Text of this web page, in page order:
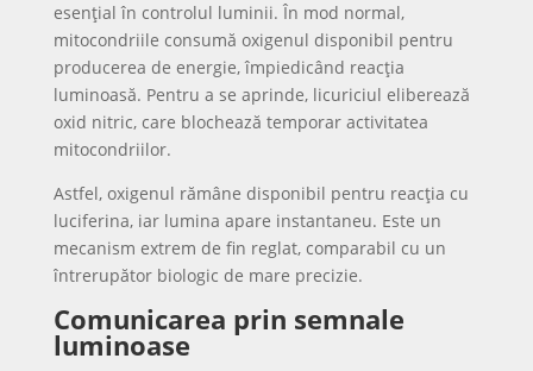
esențial în controlul luminii. În mod normal,
mitocondriile consumă oxigenul disponibil pentru
producerea de energie, împiedicând reacția
luminoasă. Pentru a se aprinde, licuriciul eliberează
oxid nitric, care blochează temporar activitatea
mitocondriilor.
Astfel, oxigenul rămâne disponibil pentru reacția cu
luciferina, iar lumina apare instantaneu. Este un
mecanism extrem de fin reglat, comparabil cu un
întrerupător biologic de mare precizie.
Comunicarea prin semnale
luminoase